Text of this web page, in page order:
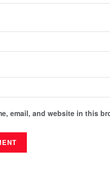
email, and website in this